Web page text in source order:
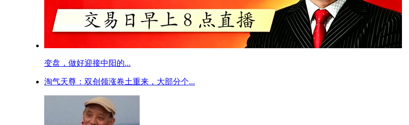
变盘，做好迎接中阳的...
淘气天尊：双创领涨卷土重来，大部分个...